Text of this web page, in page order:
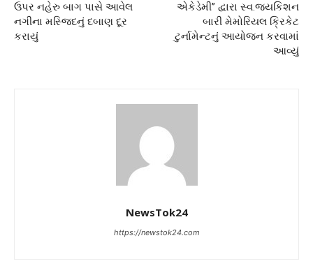
ઉપર નહેરુ બાગ પાસે આવેલ
નગીના મસ્જિદનું દબાણ દૂર
કરાયું
એકેડેમી” દ્વારા સ્વ.જયકિશન
બારી મેમોરિયલ ક્રિકેટ
ટુર્નામેન્ટનું આયોજન કરવામાં
આવ્યું
NewsTok24
https://newstok24.com